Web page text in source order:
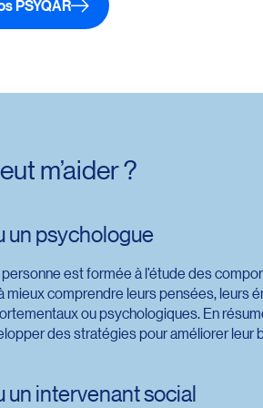
PSYQAR
m’aider ?
un psychologue
est formée à l’étude des
mieux comprendre leurs pensées, leurs
ou psychologiques. En
des stratégies pour améliorer leur
un intervenant social